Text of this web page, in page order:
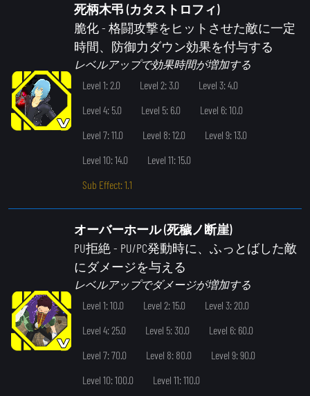
死柄木弔 (カタストロフィ)
脆化- 格闘攻撃をヒットさせた敵に一定
時間、防御力ダウン効果を付与する
レベルアップで効果時間が増加する
Level 1: 2.0
Level 2: 3.0
Level 3: 4.0
Level 4: 5.0
Level 5: 6.0
Level 6: 10.0
Level 7: 11.0
Level 8: 12.0
Level 9: 13.0
Level 10: 14.0
Level 11: 15.0
Sub Effect: 1.1
オーバーホール (死穢ノ断崖)
PU拒絶 - PU/PC発動時に、ふっとばした敵
にダメージを与える
レベルアップでダメージが増加する
Level 1: 10.0
Level 2: 15.0
Level 3: 20.0
Level 4: 25.0
Level 5: 30.0
Level 6: 60.0
Level 7: 70.0
Level 8: 80.0
Level 9: 90.0
Level 10: 100.0
Level 11: 110.0